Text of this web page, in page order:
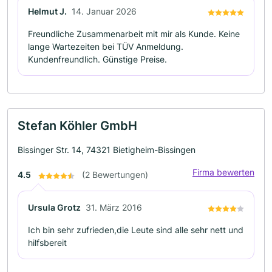
Helmut J. 14. Januar 2026
Freundliche Zusammenarbeit mit mir als Kunde. Keine
lange Wartezeiten bei TÜV Anmeldung.
Kundenfreundlich. Günstige Preise.
Stefan Köhler GmbH
Bissinger Str. 14, 74321 Bietigheim-Bissingen
4.5 (2 Bewertungen) Firma bewerten
Ursula Grotz 31. März 2016
Ich bin sehr zufrieden,die Leute sind alle sehr nett und
hilfsbereit